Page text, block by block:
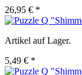
26,95 € *
Artikel auf Lager.
5,49 € *